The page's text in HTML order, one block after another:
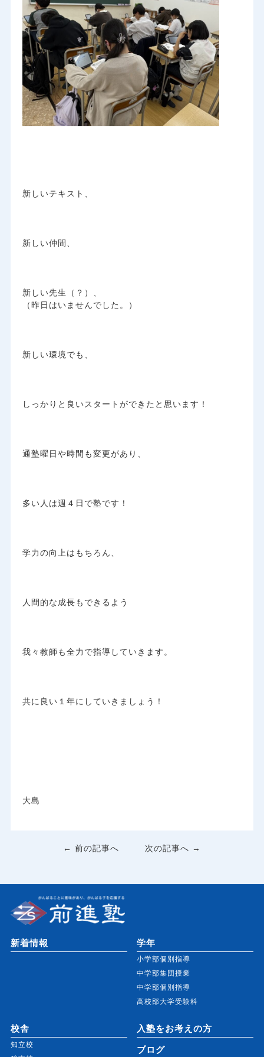
新しいテキスト、
新しい仲間、
新しい先生（？）、
（昨日はいませんでした。）
新しい環境でも、
しっかりと良いスタートができたと思います！
通塾曜日や時間も変更があり、
多い人は週４日で塾です！
学力の向上はもちろん、
人間的な成長もできるよう
我々教師も全力で指導していきます。
共に良い１年にしていきましょう！
大島
← 前の記事へ 次の記事へ →
新着情報 学年
小学部個別指導
中学部集団授業
中学部個別指導
高校部大学受験科
校舎
知立校
入塾をお考えの方
ブログ